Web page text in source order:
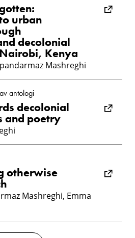
urban
decolonial
Kenya
Mashreghi
antologi
decolonial
and poetry
otherwise
Mashreghi, Emma